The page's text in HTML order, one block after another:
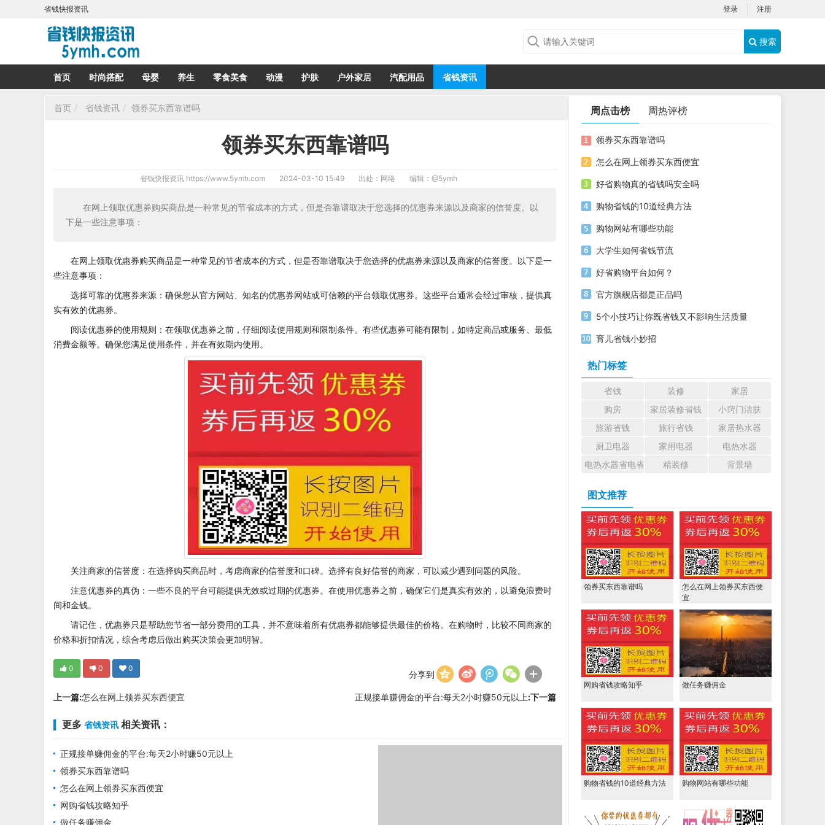
省钱快报资讯 登录 注册
搜索
首页 时尚搭配 母婴 养生 零食美食 动漫 护肤 户外家居 汽配用品 省钱资讯
首页 省钱资讯 领券买东西靠谱吗
领券买东西靠谱吗
省钱快报资讯 https://www.5ymh.com 2024-03-10 15:49 出处：网络 编辑： @5ymh
在网上领取优惠券购买商品是一种常见的节省成本的方式，但是否靠谱取决于您选择的优惠券来源以及商家的信誉度。以
下是一些注意事项：
在网上领取优惠券购买商品是一种常见的节省成本的方式，但是否靠谱取决于您选择的优惠券来源以及商家的信誉度。以下是一
些注意事项：
选择可靠的优惠券来源：确保您从官方网站、知名的优惠券网站或可信赖的平台领取优惠券。这些平台通常会经过审核，提供真
实有效的优惠券。
阅读优惠券的使用规则：在领取优惠券之前，仔细阅读使用规则和限制条件。有些优惠券可能有限制，如特定商品或服务、最低
消费金额等。确保您满足使用条件，并在有效期内使用。
关注商家的信誉度：在选择购买商品时，考虑商家的信誉度和口碑。选择有良好信誉的商家，可以减少遇到问题的风险。
注意优惠券的真伪：一些不良的平台可能提供无效或过期的优惠券。在使用优惠券之前，确保它们是真实有效的，以避免浪费时
间和金钱。
请记住，优惠券只是帮助您节省一部分费用的工具，并不意味着所有优惠券都能够提供最佳的价格。在购物时，比较不同商家的
价格和折扣情况，综合考虑后做出购买决策会更加明智。
分享到
0 0 0
上一篇:怎么在网上领券买东西便宜 正规接单赚佣金的平台:每天2小时赚50元以上:下一篇
更多 省钱资讯 相关资讯：
正规接单赚佣金的平台:每天2小时赚50元以上
领券买东西靠谱吗
怎么在网上领券买东西便宜
网购省钱攻略知乎
做任务赚佣金
周点击榜 周热评榜
领券买东西靠谱吗
怎么在网上领券买东西便宜
好省购物真的省钱吗安全吗
购物省钱的10道经典方法
购物网站有哪些功能
大学生如何省钱节流
好省购物平台如何？
官方旗舰店都是正品吗
5个小技巧让你既省钱又不影响生活质量
育儿省钱小妙招
热门标签
省钱 装修
家居
购房
家居装修省钱
小窍门洁肤
旅游省钱
旅行省钱
家居热水器
厨卫电器
家用电器
电热水器
电热水器省电省钱小诀窍
精装修 背景墙
图文推荐
领券买东西靠谱吗
怎么在网上领券买东西便
宜
网购省钱攻略知乎 做任务赚佣金
购物省钱的10道经典方法 购物网站有哪些功能